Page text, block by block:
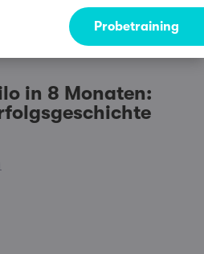
Probetraining
in 8 Monaten: